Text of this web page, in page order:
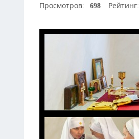
Просмотров: 698 Рейтинг: